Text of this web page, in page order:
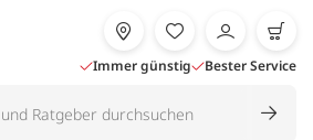
Immer günstig Bester Service